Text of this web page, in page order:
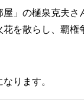
」の樋泉克夫さ
を散らし、覇
ります。